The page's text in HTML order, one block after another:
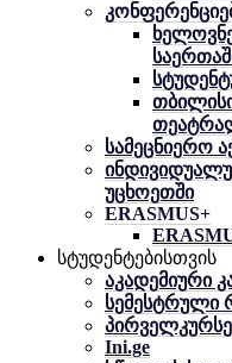
სამეცნიერო
უცხოეთში
ERASMUS+
სტუდენტებისთვის
აკადემიური
სემესტრული
Ini.ge